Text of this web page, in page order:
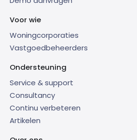
Voor wie
Woningcorporaties
Vastgoedbeheerders
Ondersteuning
Service & support
Consultancy
Continu verbeteren
Artikelen